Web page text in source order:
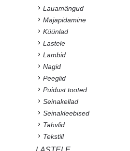
Lauamängud
Majapidamine
Küünlad
Lastele
Lambid
Nagid
Peeglid
Puidust tooted
Seinakellad
Seinakleebised
Tahvlid
Tekstiil